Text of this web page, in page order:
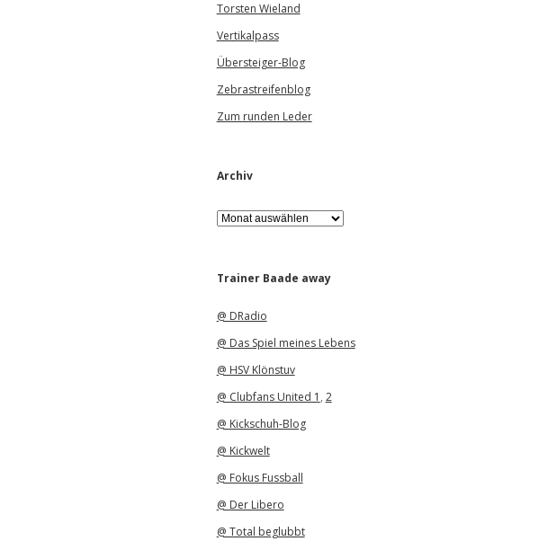
Torsten Wieland
Vertikalpass
Übersteiger-Blog
Zebrastreifenblog
Zum runden Leder
Archiv
A
r
iTrainer Baade away
@ DRadio
@ Das Spiel meines Lebens
@ HSV Klönstuv
@ Clubfans United 1 , 2
@ Kickschuh-Blog
@ Kickwelt
@ Fokus Fussball
@ Der Libero
@ Total beglubbt